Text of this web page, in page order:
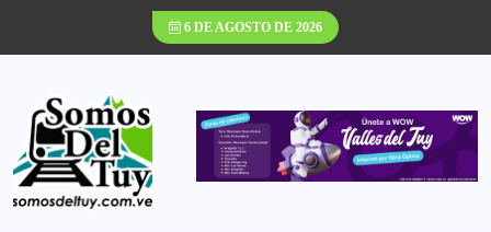
6 DE AGOSTO DE 2026